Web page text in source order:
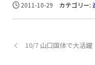
2011-10-29 カテゴリー:
10/7 山口国体で大活躍